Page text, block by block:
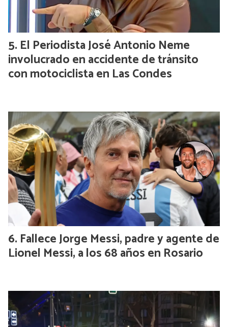
El Periodista José Antonio Neme
involucrado en accidente de tránsito
con motociclista en Las Condes
Fallece Jorge Messi, padre y agente de
Lionel Messi, a los 68 años en Rosario